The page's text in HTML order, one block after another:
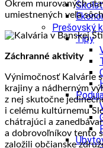
Prešovský
Tipy
Okrem murovaných
umiestnených veľa
Záchranné aktivity
Výnimočnosť Kalvárie
krajiny a nádherným
z nej skutočne
i celému kultúrnemu
chátrajúci a
a dobrovoľníkov tento
založili občianske